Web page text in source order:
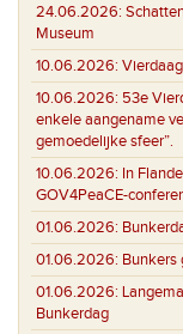
24.06.2026:
Museum
10.06.2026:
10.06.2026: 53e
enkele aangename
gemoedelijke sfeer”.
10.06.2026: In
GOV4PeaCE-
01.06.2026:
01.06.2026: Bunkers
01.06.2026:
Bunkerdag